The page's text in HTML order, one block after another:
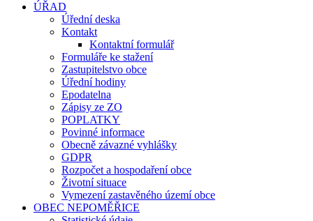
ÚŘAD
Úřední deska
Kontakt
Kontaktní formulář
Formuláře ke stažení
Zastupitelstvo obce
Úřední hodiny
Epodatelna
Zápisy ze ZO
POPLATKY
Povinné informace
Obecně závazné vyhlášky
GDPR
Rozpočet a hospodaření obce
Životní situace
Vymezení zastavěného území obce
OBEC NEPOMĚŘICE